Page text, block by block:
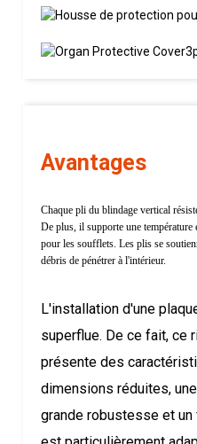
Avantages
Chaque pli du blindage vertical
De plus, il supporte une
pour les soufflets. Les plis se
débris de pénétrer à l'intérieur.
L'installation d'une
superflue. De ce fait, ce
présente des
dimensions réduites,
grande robustesse et un